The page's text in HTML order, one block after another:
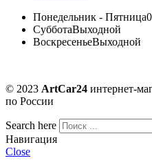
Понедельник - Пятница
СубботаВыходной
ВоскресеньеВыходной
© 2023 ArtCar24 интернет-
по России
Search here
Навигация
Close